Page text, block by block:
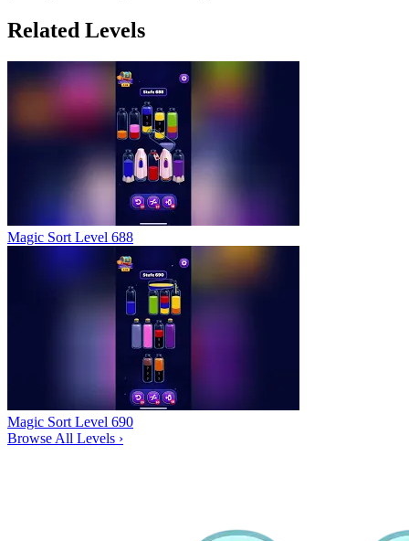
Related Levels
Magic Sort Level 688
Magic Sort Level 690
Browse All Levels ›